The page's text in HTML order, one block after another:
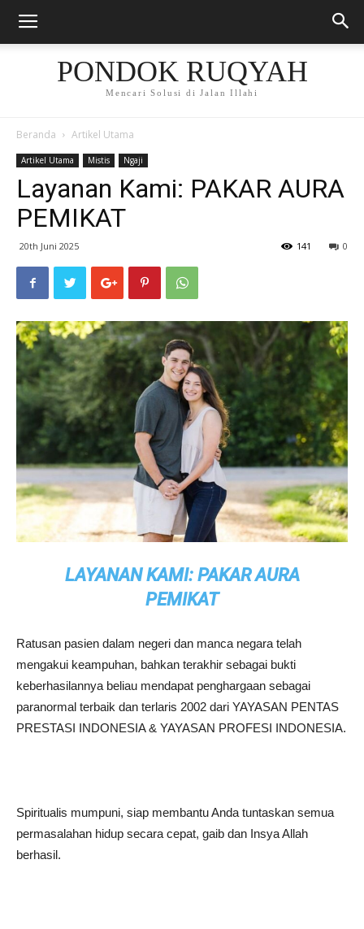
PONDOK RUQYAH
Mencari Solusi di Jalan Illahi
Beranda Artikel Utama
Artikel Utama Mistis Ngaji
Layanan Kami: PAKAR AURA
PEMIKAT
20th Juni 2025 0
141
LAYANAN KAMI: PAKAR AURA
PEMIKAT
Ratusan pasien dalam negeri dan manca negara telah
mengakui keampuhan, bahkan terakhir sebagai bukti
keberhasilannya beliau mendapat penghargaan sebagai
paranormal terbaik dan terlaris 2002 dari YAYASAN PENTAS
PRESTASI INDONESIA & YAYASAN PROFESI INDONESIA.
Spiritualis mumpuni, siap membantu Anda tuntaskan semua
permasalahan hidup secara cepat, gaib dan Insya Allah
berhasil.